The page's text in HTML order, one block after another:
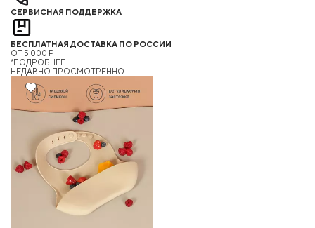
СЕРВИСНАЯ ПОДДЕРЖКА
БЕСПЛАТНАЯ ДОСТАВКА ПО РОССИИ
ОТ 5 000 ₽
*ПОДРОБНЕЕ
НЕДАВНО ПРОСМОТРЕННО
9%